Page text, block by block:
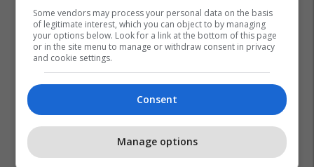
Some vendors may process your personal data on the basis
of legitimate interest, which you can object to by managing
your options below. Look for a link at the bottom of this page
or in the site menu to manage or withdraw consent in privacy
and cookie settings.
Consent
Manage options